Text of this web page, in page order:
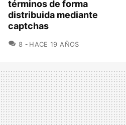
términos de forma
distribuida mediante
captchas
8 COMENTARIOS
HACE 19 AÑOS